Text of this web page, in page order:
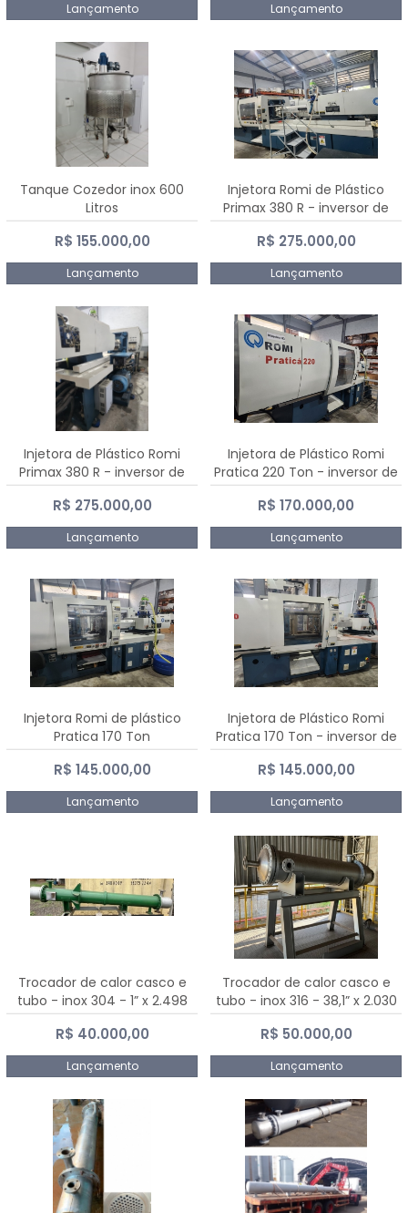
Lançamento Lançamento
Tanque Cozedor inox 600
Litros
R$ 155.000,00
Lançamento
Injetora Romi de Plástico
Primax 380 R - inversor de
frequência NR 12 - 2008
R$ 275.000,00
Lançamento
Injetora de Plástico Romi
Primax 380 R - inversor de
frequência NR 12
R$ 275.000,00
Lançamento
Injetora de Plástico Romi
Pratica 220 Ton - inversor de
frequência NR 12
R$ 170.000,00
Lançamento
Injetora Romi de plástico
Pratica 170 Ton
R$ 145.000,00
Lançamento
Injetora de Plástico Romi
Pratica 170 Ton - inversor de
frequência NR 12
R$ 145.000,00
Lançamento
Trocador de calor casco e
tubo - inox 304 - 1” x 2.498
mm
R$ 40.000,00
Lançamento
Trocador de calor casco e
tubo - inox 316 - 38,1” x 2.030
mm
R$ 50.000,00
Lançamento